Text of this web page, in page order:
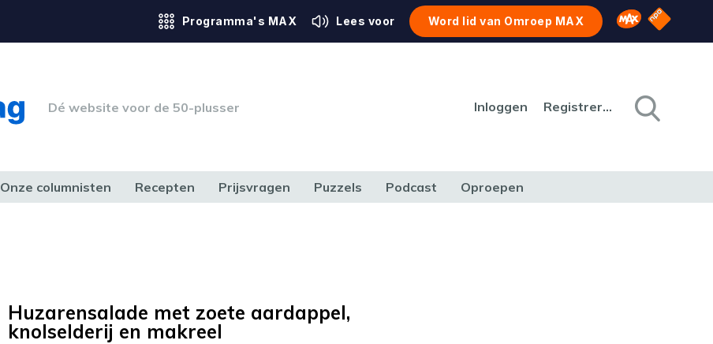
Programma's MAX Lees voor Word lid van Omroep MAX Omroep MAX
NPO
Dé website voor de 50-plusser Inloggen Registreren
Onze columnisten Recepten Prijsvragen Puzzels Podcast Oproepen
Huzarensalade met zoete aardappel,
knolselderij en makreel